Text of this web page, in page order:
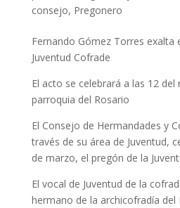
consejo, Pregonero
Fernando Gómez Torres exalta
Juventud Cofrade
El acto se celebrará a las 12 del
parroquia del Rosario
El Consejo de Hermandades y
través de su área de Juventud,
de marzo, el pregón de la
El vocal de Juventud de la
hermano de la archicofradía del